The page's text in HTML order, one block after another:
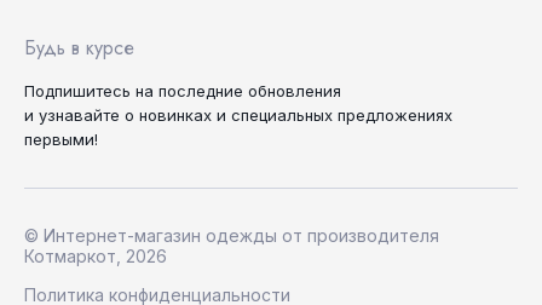
Будь в курсе
Подпишитесь на последние обновления
и узнавайте о новинках и специальных предложениях
первыми!
© Интернет-магазин одежды от производителя
Котмаркот, 2026
Политика конфиденциальности